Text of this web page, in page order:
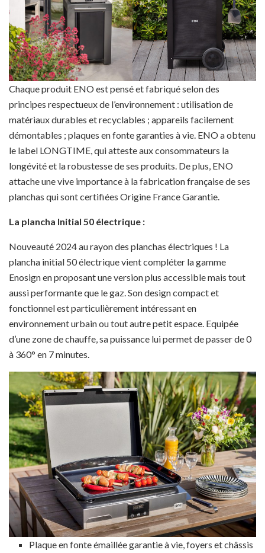
Chaque produit ENO est pensé et fabriqué selon des
principes respectueux de l’environnement : utilisation de
matériaux durables et recyclables ; appareils facilement
démontables ; plaques en fonte garanties à vie. ENO a obtenu
le label LONGTIME, qui atteste aux consommateurs la
longévité et la robustesse de ses produits. De plus, ENO
attache une vive importance à la fabrication française de ses
planchas qui sont certifiées Origine France Garantie.
La plancha Initial 50 électrique :
Nouveauté 2024 au rayon des planchas électriques ! La
plancha initial 50 électrique vient compléter la gamme
Enosign en proposant une version plus accessible mais tout
aussi performante que le gaz. Son design compact et
fonctionnel est particulièrement intéressant en
environnement urbain ou tout autre petit espace. Equipée
d’une zone de chauffe, sa puissance lui permet de passer de 0
à 360° en 7 minutes.
Plaque en fonte émaillée garantie à vie, foyers et châssis